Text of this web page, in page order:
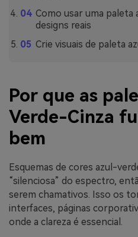
Como usar uma paleta
designs reais
Crie visuais de paleta
Por que as
Verde-Cinza
bem
Esquemas de cores azul-
“silenciosa” do espectro,
serem chamativos. Isso os
interfaces, páginas
onde a clareza é essencial.